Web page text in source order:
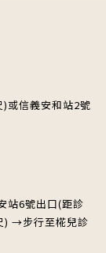
或信義安和站2號
6號出口(距診
) →步行至椛兒診